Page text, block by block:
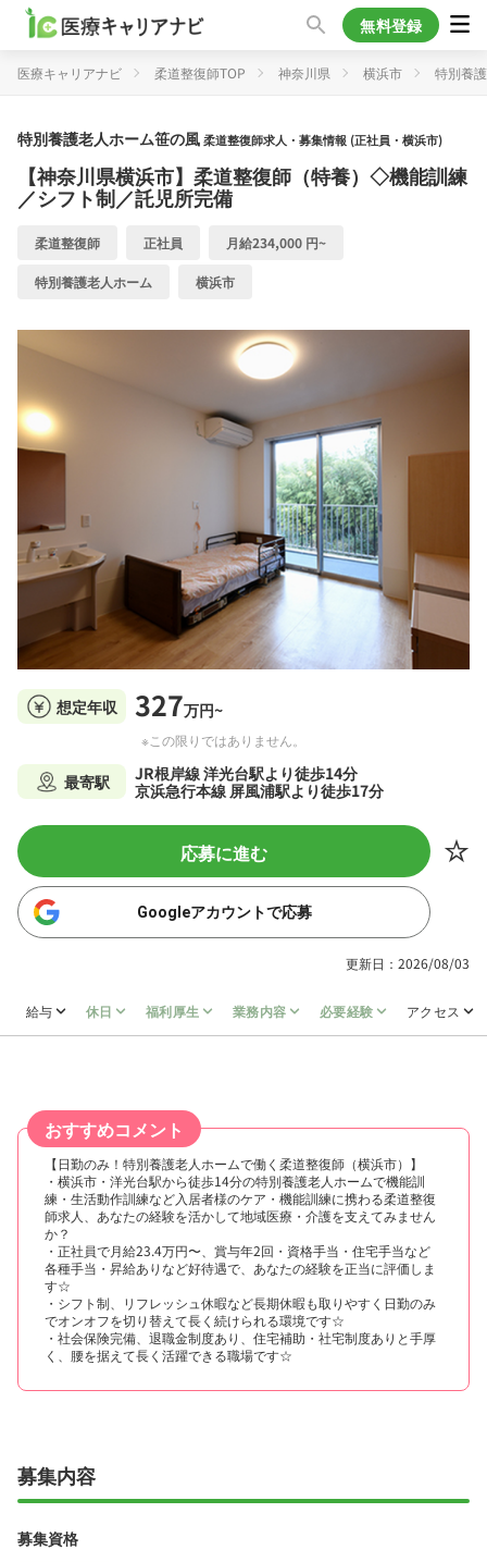
無料登録
医療キャリアナビ 柔道整復師TOP 神奈川県 横浜市 特別養
特別養護老人ホーム笹の風柔道整復師求人・募集情報 (正社員・横浜市)
【神奈川県横浜市】柔道整復師（特養）◇機能訓練
／シフト制／託児所完備
柔道整復師 正社員 月給234,000 円~
特別養護老人ホーム 横浜市
想定年収 327万円~
※この限りではありません。
最寄駅
JR根岸線 洋光台駅より徒歩14分
京浜急行本線 屏風浦駅より徒歩17分
応募に進む
Googleアカウントで応募
更新日：2026/08/03
給与 休日 福利厚生 業務内容 必要経験 アクセス
おすすめコメント
【日勤のみ！特別養護老人ホームで働く柔道整復師（横浜市）】
・横浜市・洋光台駅から徒歩14分の特別養護老人ホームで機能訓
練・生活動作訓練など入居者様のケア・機能訓練に携わる柔道整復
師求人、あなたの経験を活かして地域医療・介護を支えてみません
か？
・正社員で月給23.4万円〜、賞与年2回・資格手当・住宅手当など
各種手当・昇給ありなど好待遇で、あなたの経験を正当に評価しま
す☆
・シフト制、リフレッシュ休暇など長期休暇も取りやすく日勤のみ
でオンオフを切り替えて長く続けられる環境です☆
・社会保険完備、退職金制度あり、住宅補助・社宅制度ありと手厚
く、腰を据えて長く活躍できる職場です☆
募集内容
募集資格